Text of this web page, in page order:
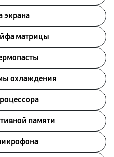
экрана
матрицы
охлаждения
памяти